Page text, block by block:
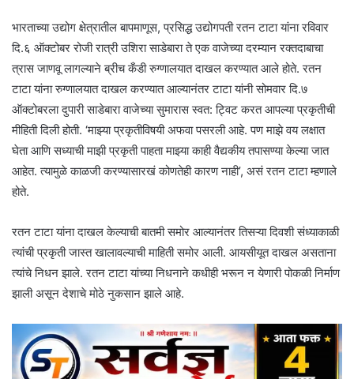
भारताच्या उद्योग क्षेत्रातील बापमाणूस, प्रसिद्ध उद्योगपती रतन टाटा यांना रविवार
दि.६ ऑक्टोबर रोजी रात्री उशिरा साडेबारा ते एक वाजेच्या दरम्यान रक्तदाबाचा
त्रास जाणवू लागल्याने ब्रीच कँडी रुग्णालयात दाखल करण्यात आले होते. रतन
टाटा यांना रुग्णालयात दाखल करण्यात आल्यानंतर टाटा यांनी सोमवार दि.७
ऑक्टोबरला दुपारी साडेबारा वाजेच्या सुमारास स्वत: ट्विट करत आपल्या प्रकृतीची
मीहिती दिली होती. ‘माझ्या प्रकृतीविषयी अफवा पसरली आहे. पण माझे वय लक्षात
घेता आणि सध्याची माझी प्रकृती पाहता माझ्या काही वैद्यकीय तपासण्या केल्या जात
आहेत. त्यामुळे काळजी करण्यासारखं कोणतेही कारण नाही’, असं रतन टाटा म्हणाले
होते.
रतन टाटा यांना दाखल केल्याची बातमी समोर आल्यानंतर तिसऱ्या दिवशी संध्याकाळी
त्यांची प्रकृती जास्त खालावल्याची माहिती समोर आली. आयसीयूत दाखल असताना
त्यांचे निधन झाले. रतन टाटा यांच्या निधनाने कधीही भरून न येणारी पोकळी निर्माण
झाली असून देशाचे मोठे नुकसान झाले आहे.